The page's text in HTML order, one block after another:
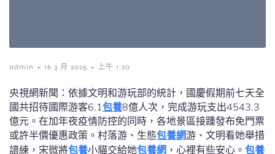
admin - 16 3 月 2025 - 上午 1:20
央視網新聞：依據文明和游玩部的統計，國慶假期前七天全
國共招待國際游客6.1包養8億人次，完成游玩支出4543.3
億元。在加年夜疫情防控的同時，各地景區接踵發布免門票
或許半價優惠政策。村落游、生態包養網游、文明看她舉措
諳練，宋微將包養小貓交給她包養網 ，心裡有些安心。 包養